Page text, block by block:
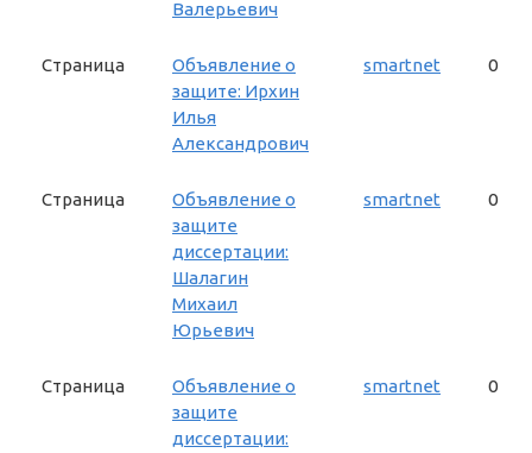
Валерьевич
Страница
Объявление о
защите: Ирхин
Илья
Александрович
smartnet 0
Страница
Объявление о
защите
диссертации:
Шалагин
Михаил
Юрьевич
smartnet 0
Страница
Объявление о
защите
диссертации:
smartnet 0